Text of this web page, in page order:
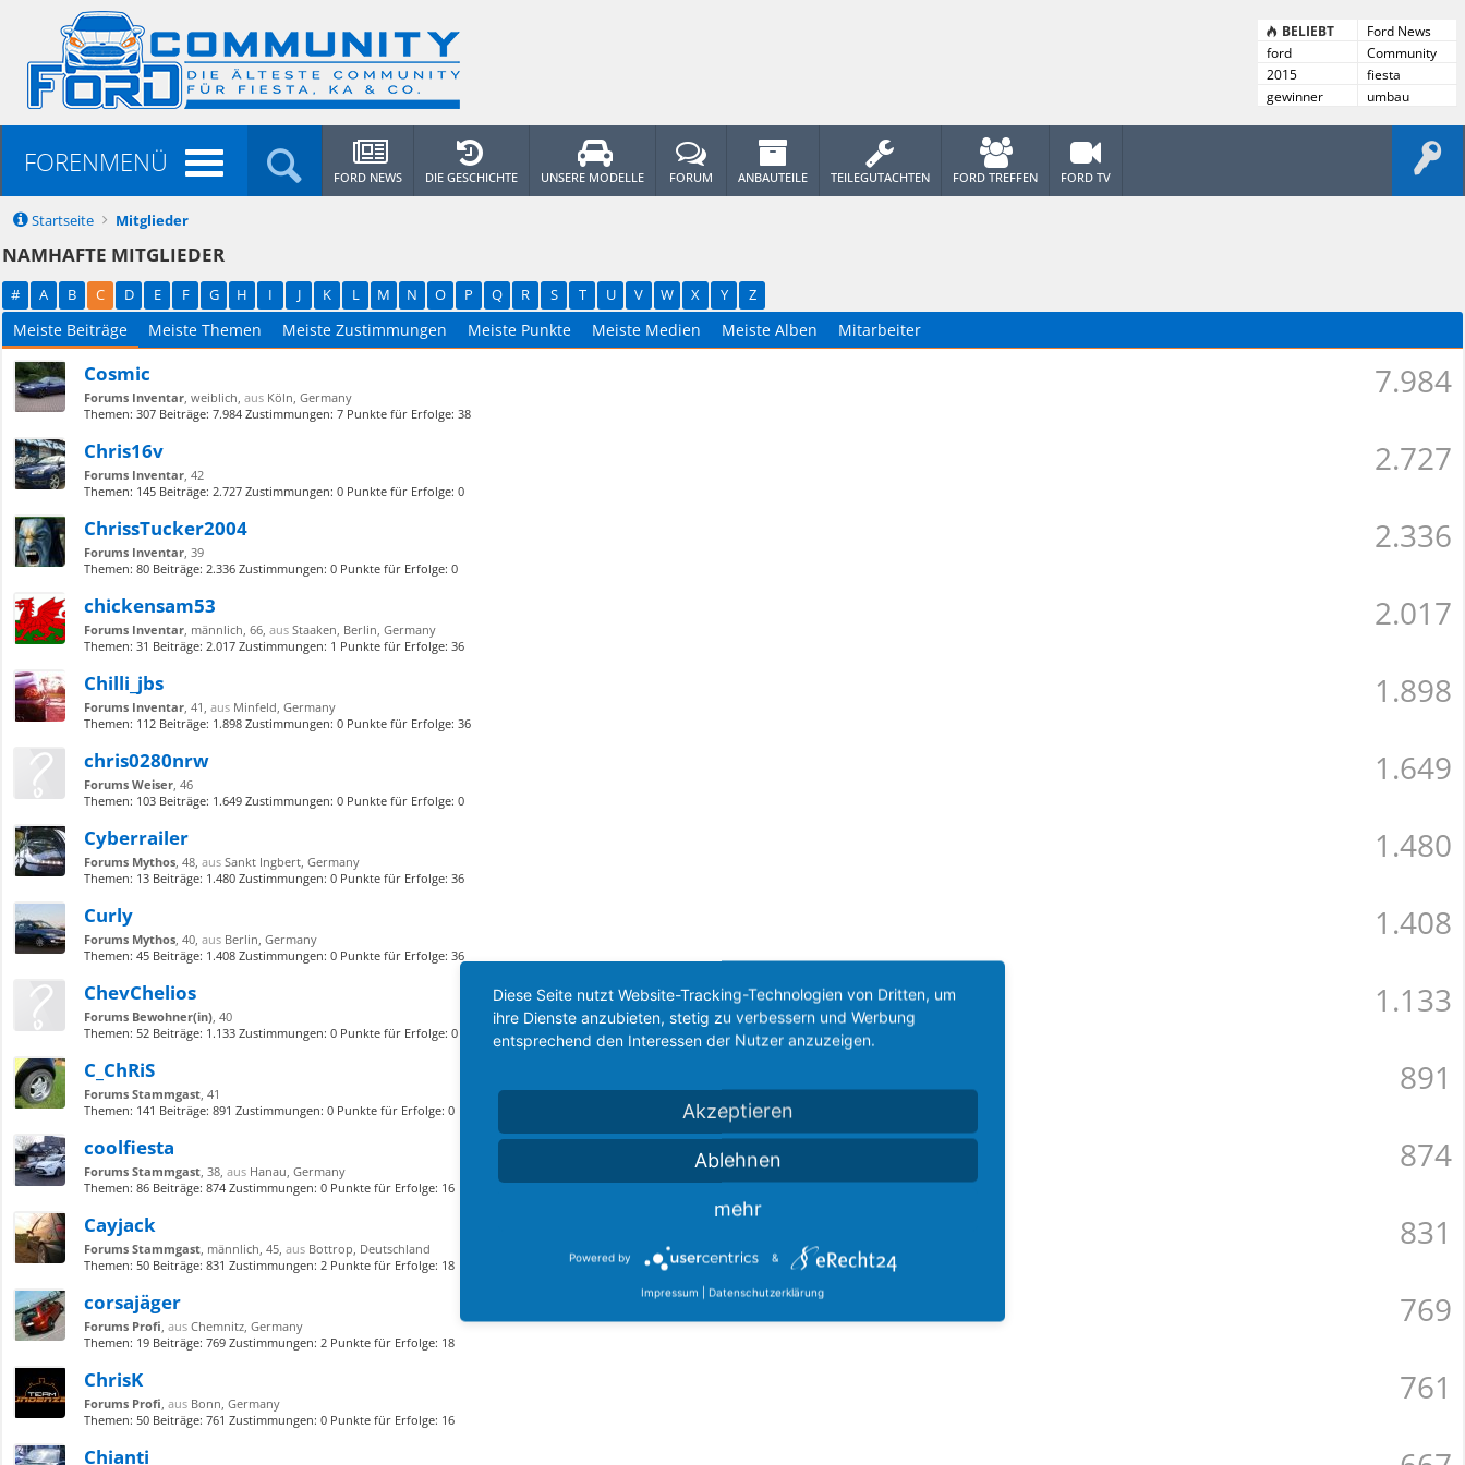
Startseite Mitglieder
NAMHAFTE MITGLIEDER
# A B C D E F G H I J K L M N O P Q R S T U V W X Y Z
Meiste Beiträge Meiste Themen Meiste Zustimmungen Meiste Punkte Meiste Medien Meiste Alben Mitarbeiter
7.984
Cosmic
Forums Inventar , weiblich, aus Köln, Germany
Themen: 307 Beiträge: 7.984 Zustimmungen: 7 Punkte für Erfolge: 38
2.727
Chris16v
Forums Inventar , 42
Themen: 145 Beiträge: 2.727 Zustimmungen: 0 Punkte für Erfolge: 0
2.336
ChrissTucker2004
Forums Inventar , 39
Themen: 80 Beiträge: 2.336 Zustimmungen: 0 Punkte für Erfolge: 0
2.017
chickensam53
Forums Inventar , männlich, 66, aus Staaken, Berlin, Germany
Themen: 31 Beiträge: 2.017 Zustimmungen: 1 Punkte für Erfolge: 36
1.898
Chilli_jbs
Forums Inventar , 41, aus Minfeld, Germany
Themen: 112 Beiträge: 1.898 Zustimmungen: 0 Punkte für Erfolge: 36
1.649
chris0280nrw
Forums Weiser , 46
Themen: 103 Beiträge: 1.649 Zustimmungen: 0 Punkte für Erfolge: 0
1.480
Cyberrailer
Forums Mythos , 48, aus Sankt Ingbert, Germany
Themen: 13 Beiträge: 1.480 Zustimmungen: 0 Punkte für Erfolge: 36
1.408
Curly
Forums Mythos , 40, aus Berlin, Germany
Themen: 45 Beiträge: 1.408 Zustimmungen: 0 Punkte für Erfolge: 36
1.133
ChevChelios
Forums Bewohner(in) , 40
Themen: 52 Beiträge: 1.133 Zustimmungen: 0 Punkte für Erfolge: 0
891
C_ChRiS
Forums Stammgast , 41
Themen: 141 Beiträge: 891 Zustimmungen: 0 Punkte für Erfolge: 0
874
coolfiesta
Forums Stammgast , 38, aus Hanau, Germany
Themen: 86 Beiträge: 874 Zustimmungen: 0 Punkte für Erfolge: 16
831
Cayjack
Forums Stammgast , männlich, 45, aus Bottrop, Deutschland
Themen: 50 Beiträge: 831 Zustimmungen: 2 Punkte für Erfolge: 18
769
corsajäger
Forums Profi aus Chemnitz, Germany
Themen: 19 Beiträge: 769 Zustimmungen: 2 Punkte für Erfolge: 18
761
ChrisK
Forums Profi aus Bonn, Germany
Themen: 50 Beiträge: 761 Zustimmungen: 0 Punkte für Erfolge: 16
Chianti
BELIEBT
Ford News
ford
Community
News
2015
fiesta
gewinner
umbau
FORENMENÜ FORD NEWS DIE GESCHICHTE UNSERE MODELLE FORUM ANBAUTEILE TEILEGUTACHTEN FORD TREFFEN FORD TV
Diese Seite nutzt Website-Tracking-Technologien von Dritten, um
ihre Dienste anzubieten, stetig zu verbessern und Werbung
entsprechend den Interessen der Nutzer anzuzeigen.
Akzeptieren
Ablehnen
mehr
Powered by &
Impressum Datenschutzerklärung